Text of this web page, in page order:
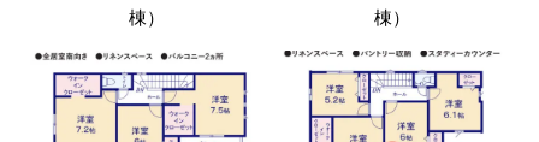
棟）
棟）